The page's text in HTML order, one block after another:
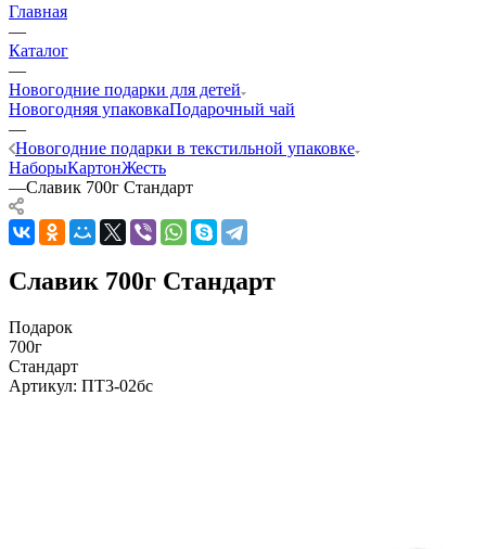
Главная
—
Каталог
—
Новогодние подарки для детей
Новогодняя упаковкаПодарочный чай
—
Новогодние подарки в текстильной упаковке
НаборыКартонЖесть
—Славик 700г Стандарт
Славик 700г Стандарт
Подарок
700г
Стандарт
Артикул: ПТ3-02бс